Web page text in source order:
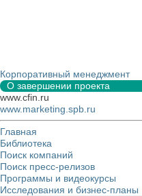
Корпоративный менеджмент
О завершении проекта
www.cfin.ru
www.marketing.spb.ru
Главная
Библиотека
Поиск компаний
Поиск пресс-релизов
Программы и видеокурсы
Исследования и бизнес-планы